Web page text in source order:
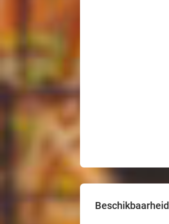
Beschikbaarheid